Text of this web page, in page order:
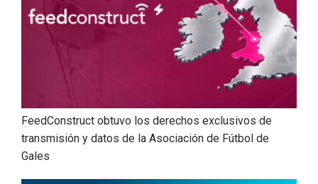
FeedConstruct obtuvo los derechos exclusivos de
transmisión y datos de la Asociación de Fútbol de
Gales